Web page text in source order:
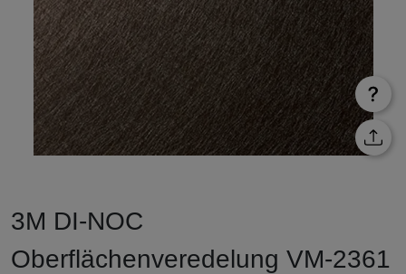
3M DI-NOC
Oberflächenveredelung VM-2361